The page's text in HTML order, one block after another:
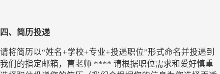
四、简历投递
请将简历以“姓名+学校+专业+投递职位”形式命名并投递到
我们的指定邮箱，曹老师 **** 请根据职位需求和爱好慎重